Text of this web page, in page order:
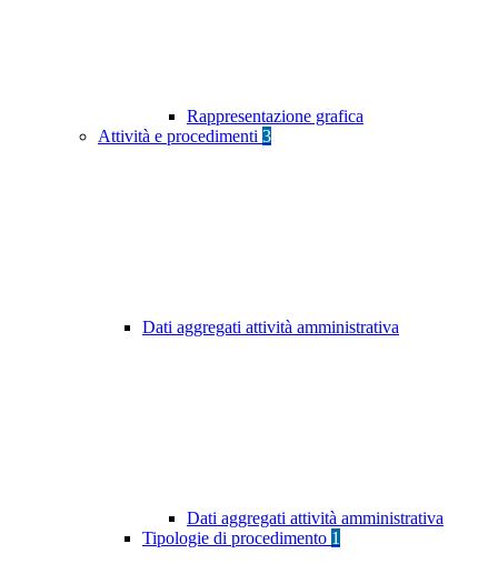
Rappresentazione grafica
Attività e procedimenti 3
Dati aggregati attività amministrativa
Dati aggregati attività amministrativa
Tipologie di procedimento 1